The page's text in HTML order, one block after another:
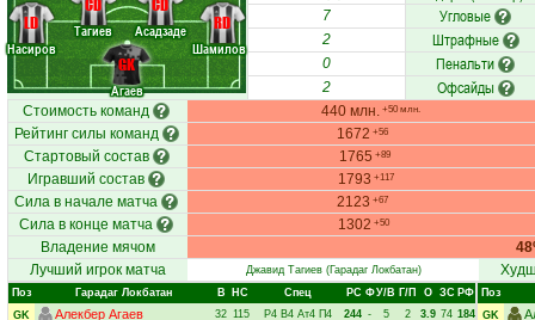
Агаев
Насиров
Тагиев
Асадзаде
Шамилов
GK
LD
CD
CD
RD
7 Угловые
2 Штрафные
0 Пенальти
2 Офсайды
Стоимость команд 440 млн. +50 млн.
Рейтинг силы команд 1672 +56
Стартовый состав 1765 +89
Игравший состав 1793 +117
Сила в начале матча 2123 +67
Сила в конце матча 1302 +50
Владение мячом
Лучший игрок матча
Джавид Тагиев(Гарадаг Локбатан)
Поз Гарадаг Локбатан В НC Спец РC ФУ/В Г/П О ЗС РФ
GK
Алекбер Агаев 32 115 Р4 В4 Ат4 П4 244 - 5 2 3.9 74 184
Поз
GK